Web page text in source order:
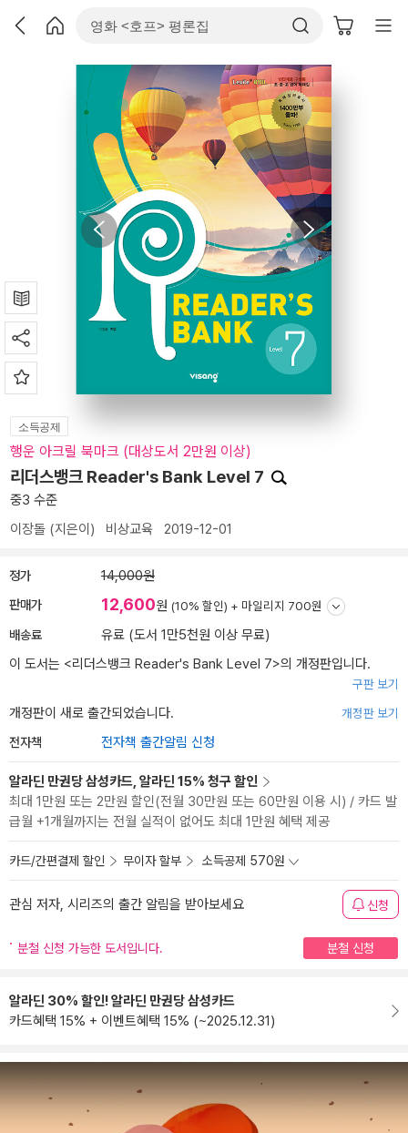
소득공제
행운 아크릴 북마크 (대상도서 2만원 이상)
리더스뱅크 Reader's Bank Level 7
중3 수준
이장돌 (지은이) 비상교육 2019-12-01
정가 14,000원
판매가 12,600원 (10% 할인) + 마일리지 700원
배송료
유료 (도서 1만5천원 이상 무료)
이 도서는 <리더스뱅크 Reader's Bank Level 7>의 개정판입니다.
구판 보기
개정판이 새로 출간되었습니다. 개정판 보기
전자책 전자책 출간알림 신청
알라딘 만권당 삼성카드, 알라딘 15% 청구 할인
최대 1만원 또는 2만원 할인(전월 30만원 또는 60만원 이용 시) / 카드 발
급월 +1개월까지는 전월 실적이 없어도 최대 1만원 혜택 제공
카드/간편결제 할인 무이자 할부 소득공제 570원
관심 저자, 시리즈의 출간 알림을 받아보세요 신청
분철 신청 가능한 도서입니다. 분철 신청
알라딘 30% 할인! 알라딘 만권당 삼성카드
카드혜택 15% + 이벤트혜택 15% (~2025.12.31)